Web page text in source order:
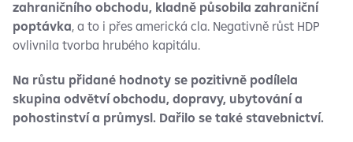
zahraničního obchodu, kladně působila zahraniční
poptávka, a to i přes americká cla. Negativně růst HDP
ovlivnila tvorba hrubého kapitálu.
Na růstu přidané hodnoty se pozitivně podílela
skupina odvětví obchodu, dopravy, ubytování a
pohostinství a průmysl. Dařilo se také stavebnictví.